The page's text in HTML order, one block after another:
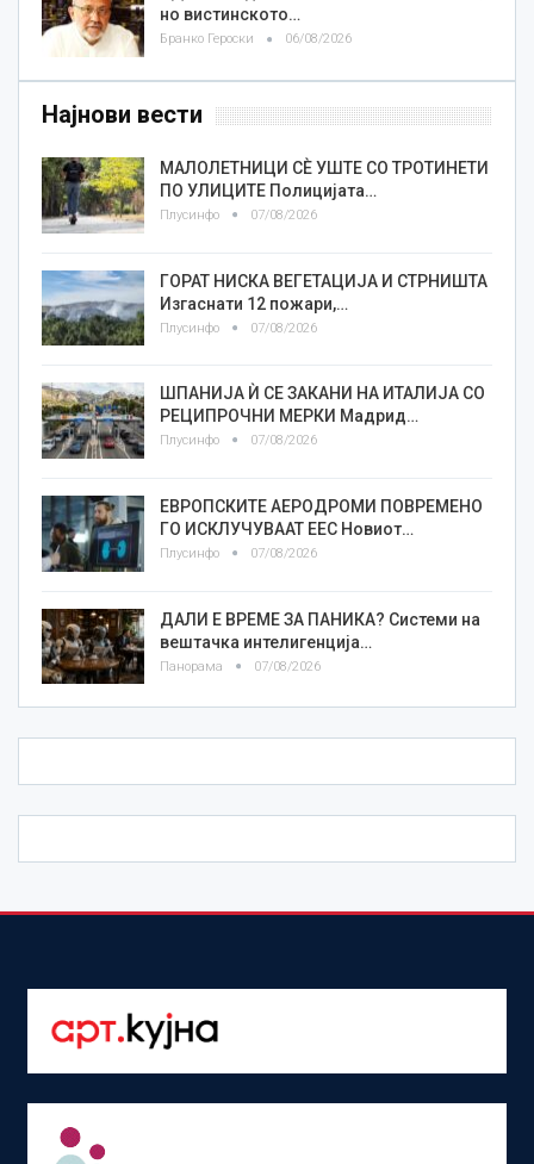
но вистинското…
Бранко Героски 06/08/2026
Најнови вести
МАЛОЛЕТНИЦИ СÈ УШТЕ СО ТРОТИНЕТИ
ПО УЛИЦИТЕ Полицијата…
Плусинфо 07/08/2026
ГОРАТ НИСКА ВЕГЕТАЦИЈА И СТРНИШТА
Изгаснати 12 пожари,…
Плусинфо 07/08/2026
ШПАНИЈА Ѝ СЕ ЗАКАНИ НА ИТАЛИЈА СО
РЕЦИПРОЧНИ МЕРКИ Мадрид…
Плусинфо 07/08/2026
ЕВРОПСКИТЕ АЕРОДРОМИ ПОВРЕМЕНО
ГО ИСКЛУЧУВААТ ЕЕС Новиот…
Плусинфо 07/08/2026
ДАЛИ Е ВРЕМЕ ЗА ПАНИКА? Системи на
вештачка интелигенција…
Панорама 07/08/2026